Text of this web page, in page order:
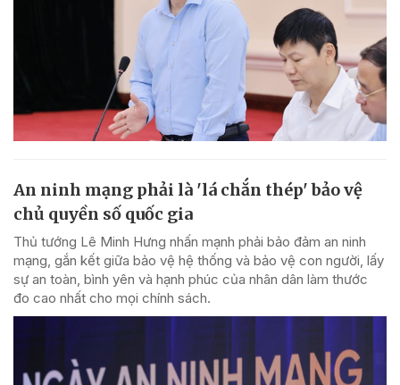
An ninh mạng phải là 'lá chắn thép' bảo vệ
chủ quyền số quốc gia
Thủ tướng Lê Minh Hưng nhấn mạnh phải bảo đảm an ninh
mạng, gắn kết giữa bảo vệ hệ thống và bảo vệ con người, lấy
sự an toàn, bình yên và hạnh phúc của nhân dân làm thước
đo cao nhất cho mọi chính sách.